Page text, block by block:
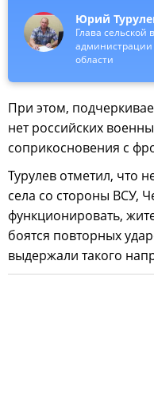
Юрий
Глава сельской
администрации
области
При этом,
нет российских
соприкосновения с
Турулев отметил, что
села со стороны ВСУ,
функционировать,
боятся повторных
выдержали такого